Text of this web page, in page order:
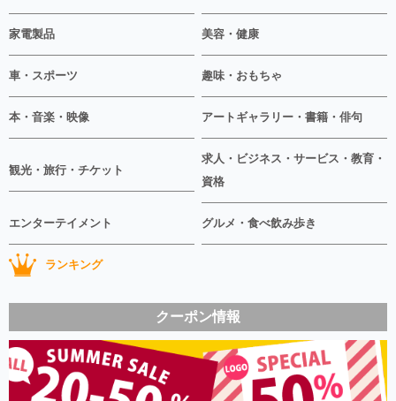
家電製品 美容・健康
車・スポーツ 趣味・おもちゃ
本・音楽・映像 アートギャラリー・書籍・俳句
観光・旅行・チケット
求人・ビジネス・サービス・教育・
資格
エンターテイメント グルメ・食べ飲み歩き
ランキング
クーポン情報